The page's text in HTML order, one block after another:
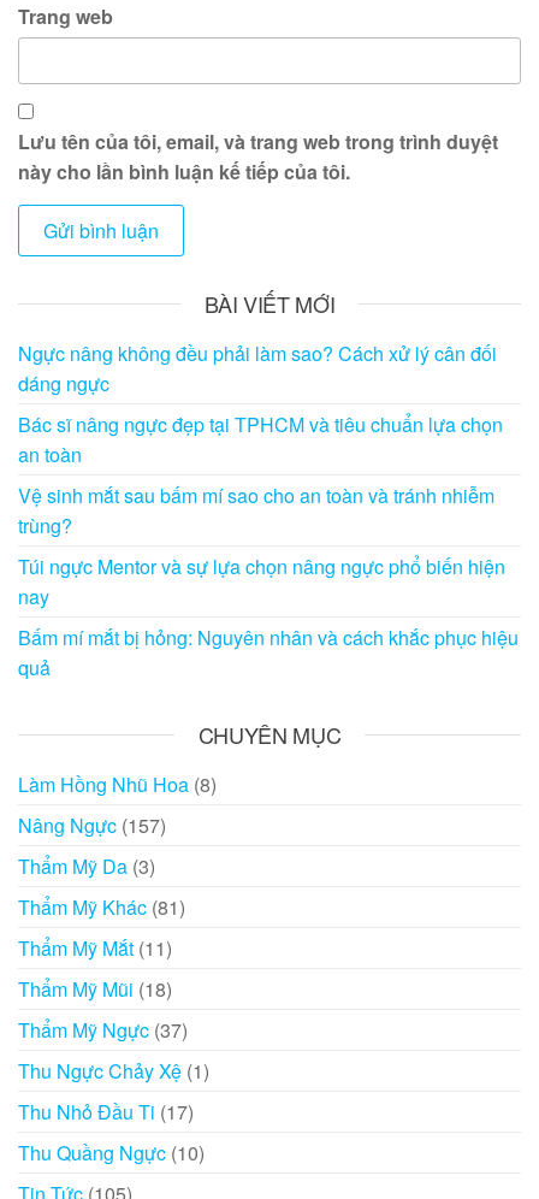
Trang web
Lưu tên của tôi, email, và trang web trong trình duyệt
này cho lần bình luận kế tiếp của tôi.
BÀI VIẾT MỚI
Ngực nâng không đều phải làm sao? Cách xử lý cân đối
dáng ngực
Bác sĩ nâng ngực đẹp tại TPHCM và tiêu chuẩn lựa chọn
an toàn
Vệ sinh mắt sau bấm mí sao cho an toàn và tránh nhiễm
trùng?
Túi ngực Mentor và sự lựa chọn nâng ngực phổ biến hiện
nay
Bấm mí mắt bị hỏng: Nguyên nhân và cách khắc phục hiệu
quả
CHUYÊN MỤC
Làm Hồng Nhũ Hoa (8)
Nâng Ngực (157)
Thẩm Mỹ Da (3)
Thẩm Mỹ Khác (81)
Thẩm Mỹ Mắt (11)
Thẩm Mỹ Mũi (18)
Thẩm Mỹ Ngực (37)
Thu Ngực Chảy Xệ (1)
Thu Nhỏ Đầu Ti (17)
Thu Quầng Ngực (10)
Tin Tức (105)